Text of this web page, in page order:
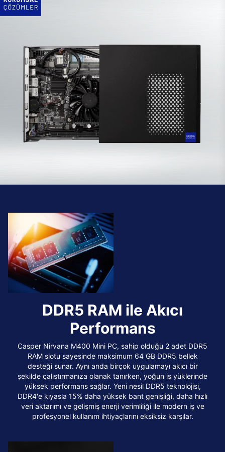
DDR5 RAM ile Akıcı
Performans
Casper Nirvana M400 Mini PC, sahip olduğu 2 adet DDR5
RAM slotu sayesinde maksimum 64 GB DDR5 bellek
desteği sunar. Aynı anda birçok uygulamayı akıcı bir
şekilde çalıştırmanıza olanak tanırken, yoğun iş yüklerinde
yüksek performans sağlar. Yeni nesil DDR5 teknolojisi,
DDR4'e kıyasla 15% daha yüksek bant genişliği, daha hızlı
veri aktarımı ve gelişmiş enerji verimliliği ile modern iş ve
profesyonel kullanım ihtiyaçlarını eksiksiz karşılar.